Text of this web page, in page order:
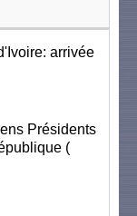
arrivée
Présidents
(